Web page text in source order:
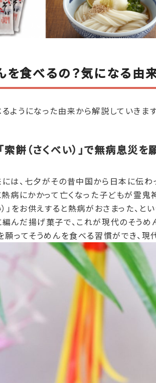
を食べるの？気になる由
ようになった由来から解説していきます
餅（さくべい）」で無病息災を
は、七夕がその昔中国から日本に伝
病にかかって亡くなった子どもが霊鬼
」をお供えすると熱病がおさまった、と
んだ揚げ菓子で、これが現代のそうめ
ってそうめんを食べる習慣ができ、現